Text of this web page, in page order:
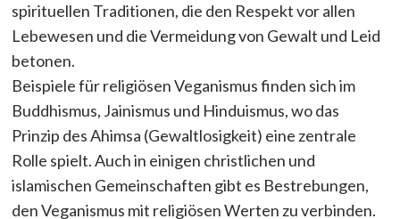
spirituellen Traditionen, die den Respekt vor allen
Lebewesen und die Vermeidung von Gewalt und Leid
betonen.
Beispiele für religiösen Veganismus finden sich im
Buddhismus, Jainismus und Hinduismus, wo das
Prinzip des Ahimsa (Gewaltlosigkeit) eine zentrale
Rolle spielt. Auch in einigen christlichen und
islamischen Gemeinschaften gibt es Bestrebungen,
den Veganismus mit religiösen Werten zu verbinden.